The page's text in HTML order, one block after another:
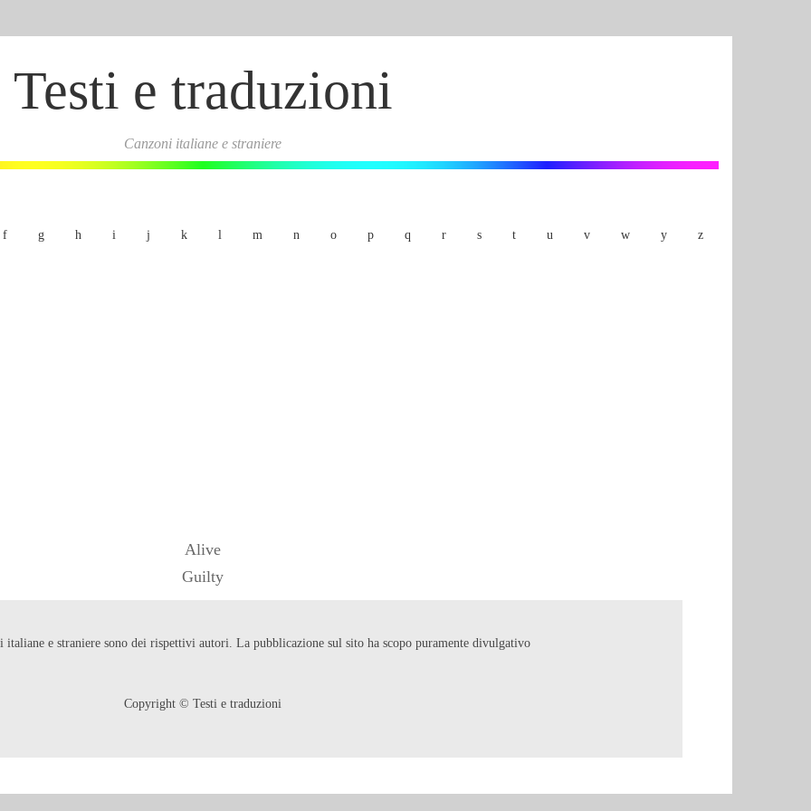
Testi e traduzioni
Canzoni italiane e straniere
f g h i j k l m n o p q r s t u v w y z
Alive
Guilty
e straniere sono dei rispettivi autori. La pubblicazione sul sito ha scopo puramente divulgativo
Copyright © Testi e traduzioni